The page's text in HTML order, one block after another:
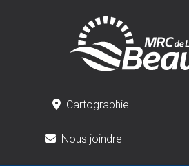
Cartographie
Nous joindre